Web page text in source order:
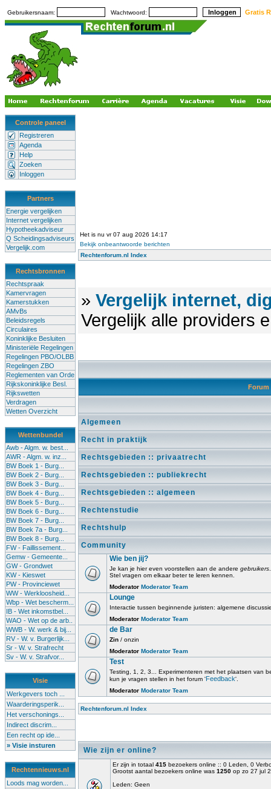
Gebruikersnaam: Wachtwoord: Gratis
Controle paneel
Registreren
Agenda
Help
Zoeken
Inloggen
Partners
Energie vergelijken
Internet vergelijken
Hypotheekadviseur
Q Scheidingsadviseurs
Vergelijk.com
Rechtsbronnen
Rechtspraak
Kamervragen
Kamerstukken
AMvBs
Beleidsregels
Circulaires
Koninklijke Besluiten
Ministeriële Regelingen
Regelingen PBO/OLBB
Regelingen ZBO
Reglementen van Orde
Rijkskoninklijke Besl.
Rijkswetten
Verdragen
Wetten Overzicht
Wettenbundel
Awb - Algm. w. best...
AWR - Algm. w. inz...
BW Boek 1 - Burg...
BW Boek 2 - Burg...
BW Boek 3 - Burg...
BW Boek 4 - Burg...
BW Boek 5 - Burg...
BW Boek 6 - Burg...
BW Boek 7 - Burg...
BW Boek 7a - Burg...
BW Boek 8 - Burg...
FW - Faillissement...
Gemw - Gemeente...
GW - Grondwet
KW - Kieswet
PW - Provinciewet
WW - Werkloosheid...
Wbp - Wet bescherm...
IB - Wet inkomstbel...
WAO - Wet op de arb..
WWB - W. werk & bij...
RV - W. v. Burgerlijk...
Sr - W. v. Strafrecht
Sv - W. v. Strafvor...
Visie
Werkgevers toch ...
Waarderingsperik...
Het verschonings...
Indirect discrim...
Een recht op ide...
» Visie insturen
Rechtennieuws.nl
Loods mag worden...
Het is nu vr 07 aug 2026 14:17
Bekijk onbeantwoorde berichten
Rechtenforum.nl Index
» Vergelijk internet,
Vergelijk alle providers
Forum
Algemeen
Recht in praktijk
Rechtsgebieden :: privaatrecht
Rechtsgebieden :: publiekrecht
Rechtsgebieden :: algemeen
Rechtenstudie
Rechtshulp
Community
Wie ben jij?
Je kan je hier even voorstellen aan de andere gebruikers
Stel vragen om elkaar beter te leren kennen.
Moderator Moderator Team
Lounge
Interactie tussen beginnende juristen: algemene
Moderator Moderator Team
de Bar
Zin / onzin
Moderator Moderator Team
Test
Testing, 1, 2, 3... Experimenteren met het plaatsen van
kun je vragen stellen in het forum 'Feedback'.
Moderator Moderator Team
Rechtenforum.nl Index
Wie zijn er online?
Er zijn in totaal 415 bezoekers online :: 0 Leden, 0
Grootst aantal bezoekers online was 1250 op zo 27 jul
Leden: Geen